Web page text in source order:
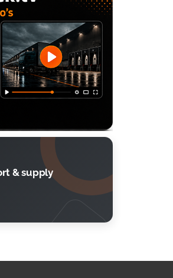
& supply